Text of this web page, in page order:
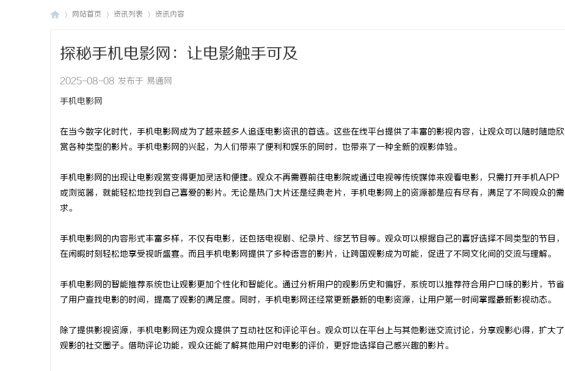
网站首页 资讯列表 资讯内容
探秘手机电影网：让电影触手可及
2025-08-08 发布于 易通网
手机电影网
在当今数字化时代，手机电影网成为了越来越多人追逐电影资讯的首选。这些在线平台提供了丰富的影视内容，让观众可以随时随地欣
赏各种类型的影片。手机电影网的兴起，为人们带来了便利和娱乐的同时，也带来了一种全新的观影体验。
手机电影网的出现让电影观赏变得更加灵活和便捷。观众不再需要前往电影院或通过电视等传统媒体来观看电影，只需打开手机APP
或浏览器，就能轻松地找到自己喜爱的影片。无论是热门大片还是经典老片，手机电影网上的资源都是应有尽有，满足了不同观众的需
求。
手机电影网的内容形式丰富多样，不仅有电影，还包括电视剧、纪录片、综艺节目等。观众可以根据自己的喜好选择不同类型的节目，
在闲暇时刻轻松地享受视听盛宴。而且手机电影网提供了多种语言的影片，让跨国观影成为可能，促进了不同文化间的交流与理解。
手机电影网的智能推荐系统也让观影更加个性化和智能化。通过分析用户的观影历史和偏好，系统可以推荐符合用户口味的影片，节省
了用户查找电影的时间，提高了观影的满足度。同时，手机电影网还经常更新最新的电影资源，让用户第一时间掌握最新影视动态。
除了提供影视资源，手机电影网还为观众提供了互动社区和评论平台。观众可以在平台上与其他影迷交流讨论，分享观影心得，扩大了
观影的社交圈子。借助评论功能，观众还能了解其他用户对电影的评价，更好地选择自己感兴趣的影片。